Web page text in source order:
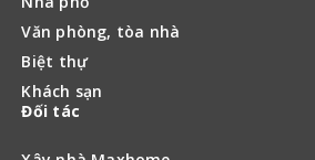
Văn phòng, tòa nhà
Biệt thự
Khách sạn
Đối tác